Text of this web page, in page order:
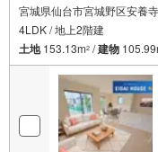
宮城県仙台市宮城野区安養
4LDK / 地上2階建
土地153.13m2 /建物